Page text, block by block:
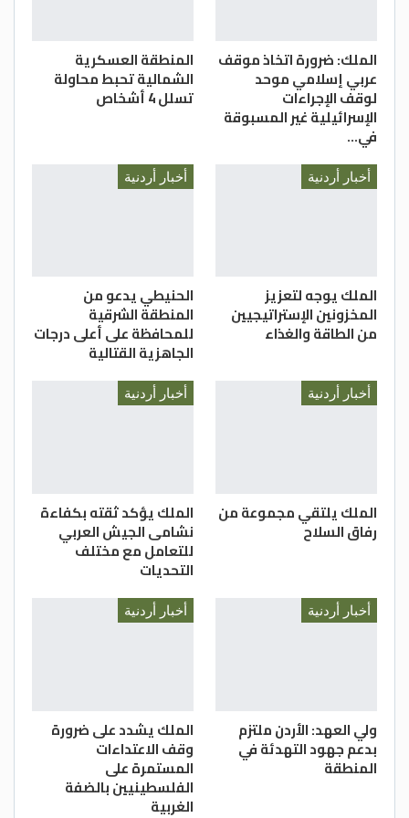
الملك: ضرورة اتخاذ موقف
عربي إسلامي موحد
لوقف الإجراءات
الإسرائيلية غير المسبوقة
في…
المنطقة العسكرية
الشمالية تحبط محاولة
تسلل 4 أشخاص
أخبار أردنية
الملك يوجه لتعزيز
المخزونين الإستراتيجيين
من الطاقة والغذاء
أخبار أردنية
الحنيطي يدعو من
المنطقة الشرقية
للمحافظة على أعلى درجات
الجاهزية القتالية
أخبار أردنية
الملك يلتقي مجموعة من
رفاق السلاح
أخبار أردنية
الملك يؤكد ثقته بكفاءة
نشامى الجيش العربي
للتعامل مع مختلف
التحديات
أخبار أردنية
ولي العهد: الأردن ملتزم
بدعم جهود التهدئة في
المنطقة
أخبار أردنية
الملك يشدد على ضرورة
وقف الاعتداءات
المستمرة على
الفلسطينيين بالضفة
الغربية